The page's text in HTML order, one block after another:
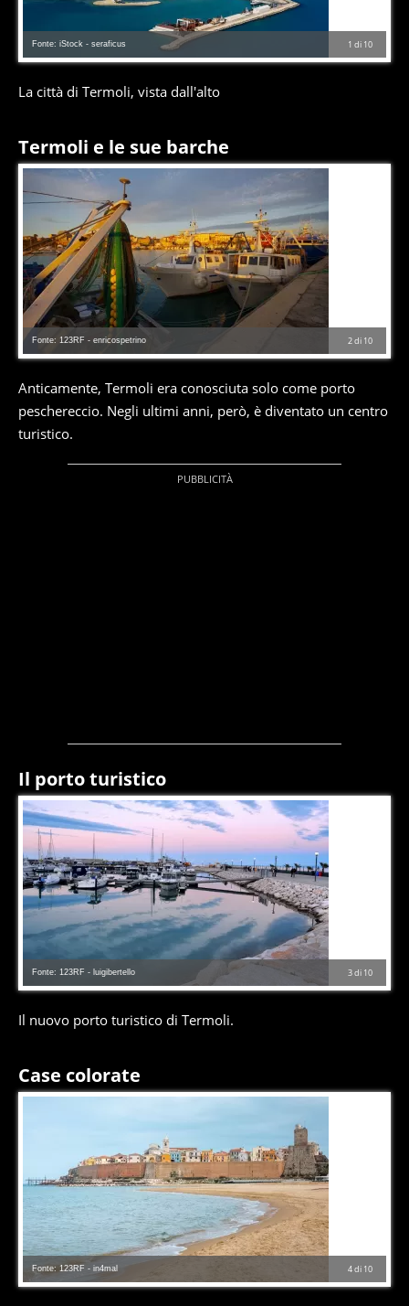
1 di 10
Fonte: iStock - seraficus
La città di Termoli, vista dall'alto
Termoli e le sue barche
2di 10
Fonte: 123RF - enricospetrino
Anticamente, Termoli era conosciuta solo come porto
peschereccio. Negli ultimi anni, però, è diventato un centro
turistico.
Il porto turistico
3di 10
Fonte: 123RF - luigibertello
Il nuovo porto turistico di Termoli.
Case colorate
4di 10
Fonte: 123RF - in4mal